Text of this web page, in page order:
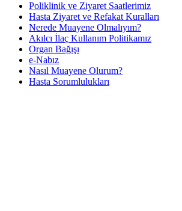
Poliklinik ve Ziyaret Saatlerimiz
Hasta Ziyaret ve Refakat Kuralları
Nerede Muayene Olmalıyım?
Akılcı İlaç Kullanım Politikamız
Organ Bağışı
e-Nabız
Nasıl Muayene Olurum?
Hasta Sorumlulukları